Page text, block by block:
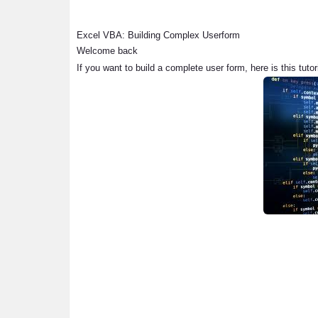
Excel VBA: Building Complex Userform
Welcome back
If you want to build a complete user form, here is this